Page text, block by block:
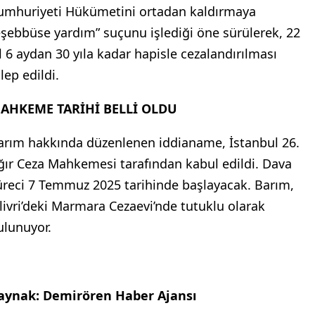
Hükümetini ortadan kaldırmaya
yardım” suçunu işlediği öne sürülerek, 22
6 aydan 30 yıla kadar hapisle cezalandırılması
edildi.
TARİHİ BELLİ OLDU
hakkında düzenlenen iddianame, İstanbul 26.
Ceza Mahkemesi tarafından kabul edildi. Dava
7 Temmuz 2025 tarihinde başlayacak. Barım,
Marmara Cezaevi’nde tutuklu olarak
Demirören Haber Ajansı